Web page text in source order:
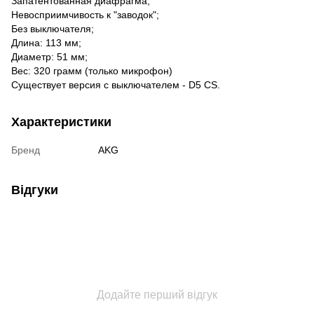
Невосприимчивость к "заводок";
Без выключателя;
Длина: 113 мм;
Диаметр: 51 мм;
Вес: 320 грамм (только микрофон)
Существует версия с выключателем - D5 СS.
Характеристики
Бренд AKG
Відгуки
Додайте перший відгук